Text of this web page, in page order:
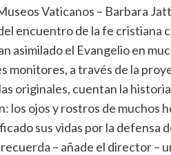
Vaticanos – Barbara
encuentro de la fe cristiana
asimilado el Evangelio en
monitores, a través de la
originales, cuentan la
los ojos y rostros de muchos
sus vidas por la defensa
– añade el director –